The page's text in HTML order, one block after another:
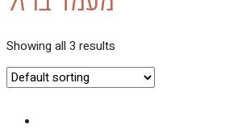
Showing all 3 results